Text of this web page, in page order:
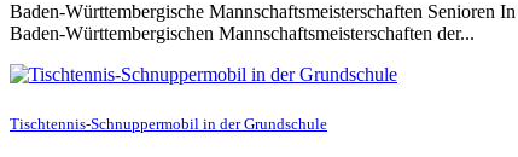
Baden-Württembergische Mannschaftsmeisterschaften
Baden-Württembergischen Mannschaftsmeisterschaften der...
Tischtennis-Schnuppermobil in der Grundschule